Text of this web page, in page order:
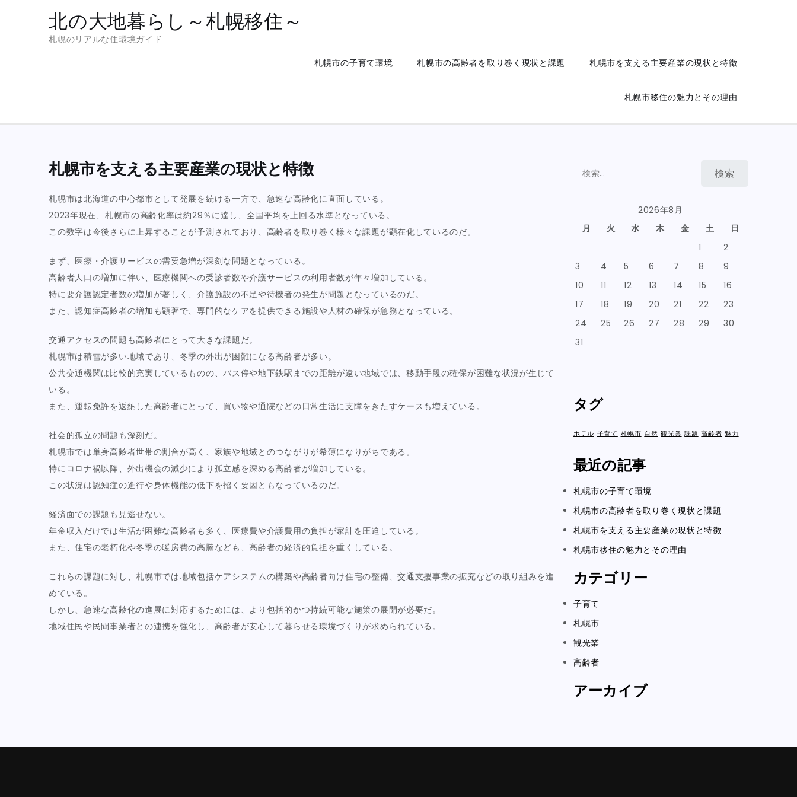
北の大地暮らし～札幌移住～
札幌のリアルな住環境ガイド
札幌市の子育て環境
札幌市の高齢者を取り巻く現状と課題 札幌市を支える主要産業の現状と特徴
札幌市移住の魅力とその理由
札幌市を支える主要産業の現状と特徴
札幌市は北海道の中心都市として発展を続ける一方で、急速な高齢化に直面している。
2023年現在、札幌市の高齢化率は約29％に達し、全国平均を上回る水準となっている。
この数字は今後さらに上昇することが予測されており、高齢者を取り巻く様々な課題が顕在化しているのだ。
まず、医療・介護サービスの需要急増が深刻な問題となっている。
高齢者人口の増加に伴い、医療機関への受診者数や介護サービスの利用者数が年々増加している。
特に要介護認定者数の増加が著しく、介護施設の不足や待機者の発生が問題となっているのだ。
また、認知症高齢者の増加も顕著で、専門的なケアを提供できる施設や人材の確保が急務となっている。
交通アクセスの問題も高齢者にとって大きな課題だ。
札幌市は積雪が多い地域であり、冬季の外出が困難になる高齢者が多い。
公共交通機関は比較的充実しているものの、バス停や地下鉄駅までの距離が遠い地域では、移動手段の確保が困難な状況が生じて
いる。
また、運転免許を返納した高齢者にとって、買い物や通院などの日常生活に支障をきたすケースも増えている。
社会的孤立の問題も深刻だ。
札幌市では単身高齢者世帯の割合が高く、家族や地域とのつながりが希薄になりがちである。
特にコロナ禍以降、外出機会の減少により孤立感を深める高齢者が増加している。
この状況は認知症の進行や身体機能の低下を招く要因ともなっているのだ。
経済面での課題も見逃せない。
年金収入だけでは生活が困難な高齢者も多く、医療費や介護費用の負担が家計を圧迫している。
また、住宅の老朽化や冬季の暖房費の高騰なども、高齢者の経済的負担を重くしている。
これらの課題に対し、札幌市では地域包括ケアシステムの構築や高齢者向け住宅の整備、交通支援事業の拡充などの取り組みを進
めている。
しかし、急速な高齢化の進展に対応するためには、より包括的かつ持続可能な施策の展開が必要だ。
地域住民や民間事業者との連携を強化し、高齢者が安心して暮らせる環境づくりが求められている。
2026年8月
月
火 水 木 金 土
日
1
2
3
4 5 6 7 8
9
10
11 12 13 14 15
16
17
18 19 20 21 22
23
24
25 26 27 28 29
30
31
タグ
ホテル 子育て 札幌市 自然 観光業 課題 高齢者 魅力
最近の記事
札幌市の子育て環境
札幌市の高齢者を取り巻く現状と課題
札幌市を支える主要産業の現状と特徴
札幌市移住の魅力とその理由
カテゴリー
子育て
札幌市
観光業
高齢者
アーカイブ